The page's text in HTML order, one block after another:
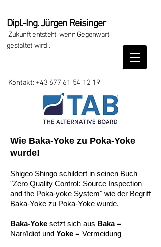
Dipl.-Ing. Jürgen Reisinger
Zukunft entsteht, wenn Gegenwart
gestaltet wird .
Kontakt: +43 677 61 54 12 19
Wie Baka-Yoke zu Poka-Yoke
wurde!
Shigeo Shingo schildert in seinen Buch
"Zero Quality Control: Source Inspection
and the Poka-yoke System" wie der Begriff
Baka-Yoke zu Poka-Yoke wurde.
Baka-Yoke setzt sich aus Baka=
Narr/Idiot und Yoke = Vermeidung